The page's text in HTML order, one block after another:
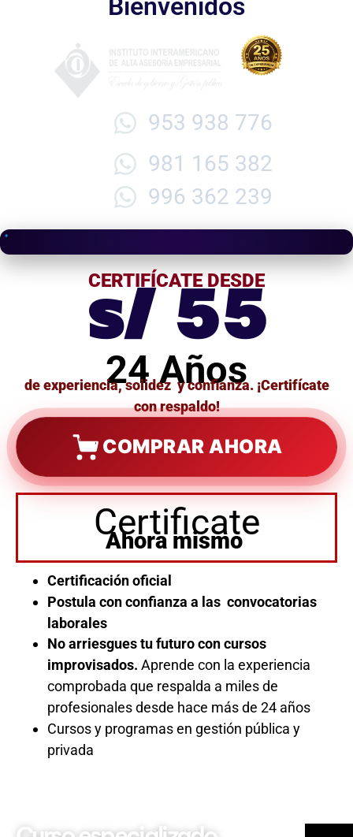
Bienvenidos
953 938 776
981 165 382
996 362 239
CERTIFÍCATE DESDE
s/ 55
24 Años
de experiencia, solidez y confianza. ¡Certifícate
con respaldo!
COMPRAR AHORA
Certificate
Ahora mismo
Certificación oficial
Postula con confianza a las convocatorias
laborales
No arriesgues tu futuro con cursos
improvisados. Aprende con la experiencia
comprobada que respalda a miles de
profesionales desde hace más de 24 años
Cursos y programas en gestión pública y
privada